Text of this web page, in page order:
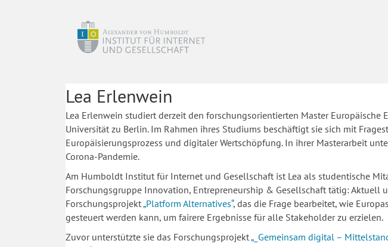
Lea Erlenwein
Lea Erlenwein studiert derzeit den forschungsorientierten Master
Universität zu Berlin. Im Rahmen ihres Studiums beschäftigt sie sich mit
Europäisierungsprozess und digitaler Wertschöpfung. In ihrer Masterarbeit
Corona-Pandemie.
Am Humboldt Institut für Internet und Gesellschaft ist Lea als studentische
Forschungsgruppe Innovation, Entrepreneurship & Gesellschaft tätig: Aktuell
Forschungsprojekt„Platform Alternatives“, das die Frage bearbeitet, wie
gesteuert werden kann, um fairere Ergebnisse für alle Stakeholder zu erzielen.
Zuvor unterstützte sie das Forschungsprojekt„_Gemeinsam digital –